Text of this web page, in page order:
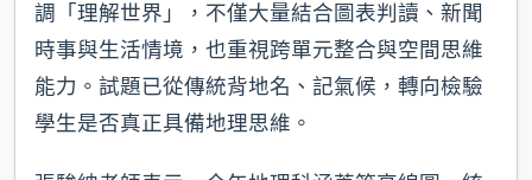
調「理解世界」，不僅大量結合圖表判讀、新聞
時事與生活情境，也重視跨單元整合與空間思維
能力。試題已從傳統背地名、記氣候，轉向檢驗
學生是否真正具備地理思維。